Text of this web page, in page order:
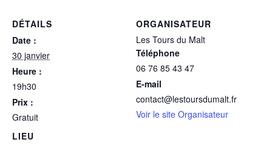
DÉTAILS
Date :
30 janvier
Heure :
19h30
Prix :
Gratuit
LIEU
ORGANISATEUR
Les Tours du Malt
Téléphone
06 76 85 43 47
E-mail
contact@lestoursdumalt.fr
Voir le site Organisateur